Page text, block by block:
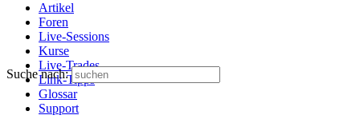
Artikel
Foren
Live-Sessions
Kurse
Live-Trades
Link-Tipps
Glossar
Support
Suche nach: